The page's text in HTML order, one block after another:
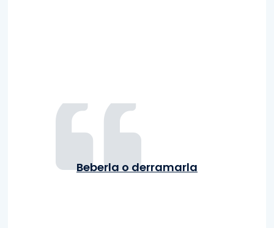
Beberla o derramarla